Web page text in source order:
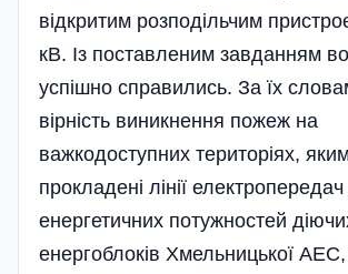
відкритим розподі­льчим
кВ. Із поставленим завданням
успішно справились. За їх
вірність виникнення пожеж на
важкодоступних територіях,
прокладені лінії
енергетичних потужностей
енергоблоків Хмельницької